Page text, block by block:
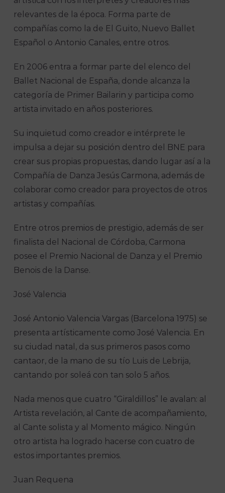
relevantes de la época. Forma parte de
compañías como la de El Guito, Nuevo Ballet
Español o Antonio Canales, entre otros.
En 2006 entra a formar parte del elenco del
Ballet Nacional de España, donde alcanza la
categoría de Primer Bailarin y participa como
artista invitado en años posteriores.
Su inquietud como creador e intérprete le
impulsa a dejar su posición dentro del BNE para
crear sus propias propuestas, dando lugar así a la
Compañía de Danza Jesús Carmona, además de
colaborar como creador para proyectos de otros
artistas y compañías.
Entre otros premios de prestigio, además de ser
finalista del Nacional de Córdoba, Carmona
posee el Premio Nacional de Danza y el Premio
Benois de la Danse.
José Valencia
José Antonio Valencia Vargas (Barcelona 1975) se
presenta artísticamente como José Valencia. En
su ciudad natal, da sus primeros pasos como
cantaor, de la mano de su tío Luis de Lebrija,
cantando por soleá con tan solo 5 años.
Nada menos que cuatro “Giraldillos” le avalan: al
Artista revelación, al Cante de acompañamiento,
al Cante solista y al Momento mágico. Ningún
otro artista ha logrado hacerse con cuatro de
estos importantes premios.
Juan Requena